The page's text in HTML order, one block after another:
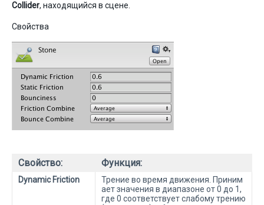
Collider, находящийся в сцене.
Свойства
Свойство: Функция:
Dynamic Friction
Трение во время движения. Приним
ает значения в диапазоне от 0 до 1,
где 0 соответствует слабому трению